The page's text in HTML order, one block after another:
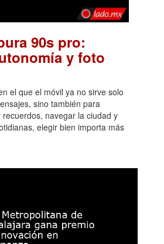
90s pro:
y foto
el que el móvil ya no sirve solo
sino también para
navegar la ciudad y
elegir bien importa más